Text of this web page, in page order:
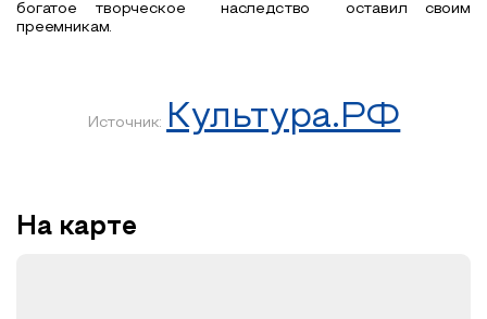
богатое творческое
наследство
оставил своим
преемникам.
Источник: Культура.РФ
На карте